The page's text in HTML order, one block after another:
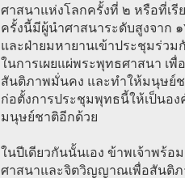
ศาสนาแห่งโลกครั้งที่ ๒ หรือที่เรี
ครั้งนี้มีผู้นำศาสนาระดับสูงจาก
และฝ่ายมหายานเข้าประชุมร่ว
ในการเผยแผ่พระพุทธศาสนา เ
สันติภาพมั่นคง และทำให้มนุษย์ช
ก่อตั้งการประชุมพุทธนี้ให้เป็นอ
มนุษย์ชาติอีกด้วย
ในปีเดียวกันนั้นเอง ข้าพเจ้าพร้
ศาสนาและจิตวิญญาณเพื่อสันติ